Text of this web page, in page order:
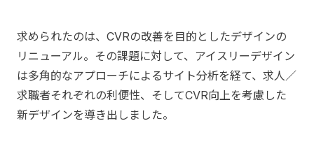
求められたのは、CVRの改善を目的としたデザインの
リニューアル。その課題に対して、アイスリーデザイン
は多角的なアプローチによるサイト分析を経て、求人／
求職者それぞれの利便性、そしてCVR向上を考慮した
新デザインを導き出しました。